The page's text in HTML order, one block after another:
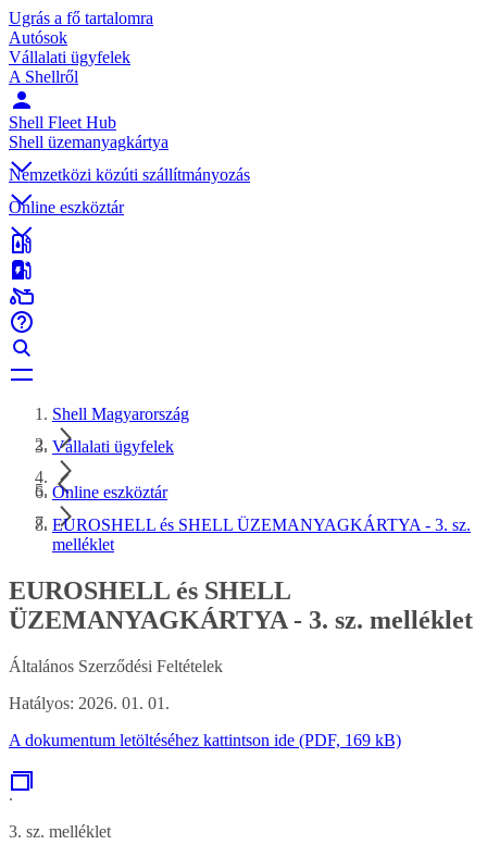
Ugrás a fő tartalomra
Autósok
Vállalati ügyfelek
A Shellről
Shell Fleet Hub
Shell üzemanyagkártya
Nemzetközi közúti szállítmányozás
Online eszköztár
Shell Magyarország
Vállalati ügyfelek
Online eszköztár
EUROSHELL és SHELL ÜZEMANYAGKÁRTYA - 3. sz.
melléklet
EUROSHELL és SHELL
ÜZEMANYAGKÁRTYA - 3. sz. melléklet
Általános Szerződési Feltételek
Hatályos: 2026. 01. 01.
A dokumentum letöltéséhez kattintson ide (PDF, 169 kB)
.
3. sz. melléklet